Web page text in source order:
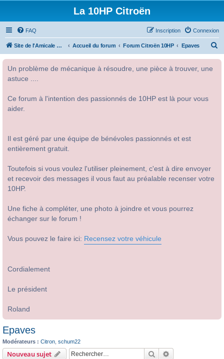
La 10HP Citroën
FAQ Connexion
Inscription
Site de l'Amicale Citroën 10HP Accueil du forum Forum Citroën 10HP Epaves
Un problème de mécanique à résoudre, une pièce à trouver, une
astuce ....
Ce forum à l'intention des passionnés de 10HP est là pour vous
aider.
Il est géré par une équipe de bénévoles passionnés et est
entièrement gratuit.
Toutefois si vous voulez l'utiliser pleinement, c'est à dire envoyer
et recevoir des messages il vous faut au préalable recenser votre
10HP.
Une fiche à compléter, une photo à joindre et vous pourrez
échanger sur le forum !
Vous pouvez le faire ici: Recensez votre véhicule
Cordialement
Le président
Roland
Epaves
Modérateurs : Citron schum22
Nouveau sujet Rechercher